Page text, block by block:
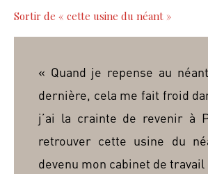
Sortir de « cette usine du néant »
« Quand je repense au
dernière, cela me fait froid
j’ai la crainte de revenir à
retrouver cette usine du
devenu mon cabinet de